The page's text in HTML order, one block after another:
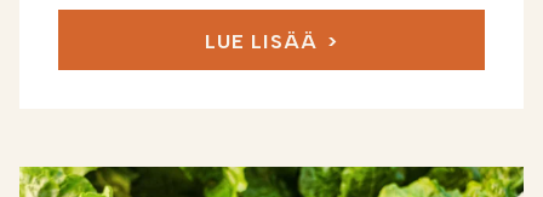
LUE LISÄÄ